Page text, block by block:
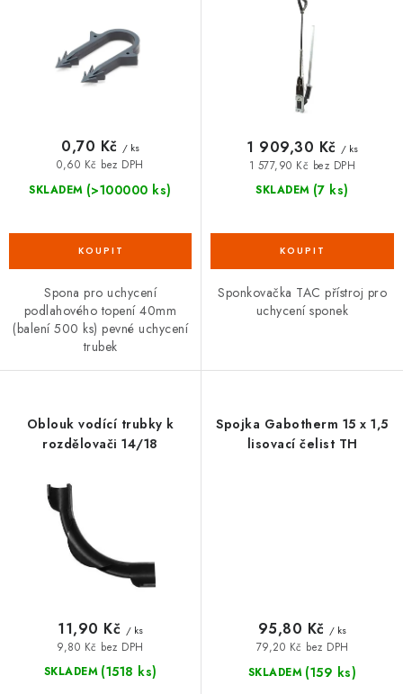
Hodnocení obchodu
Doprava a platba
Obchodní podmínky
Podmínky ochrany osobních údajů
Moje objednávka
SKLADEM (>100000 ks)
0,60 Kč bez DPH
0,70 Kč / ks
Spona pro uchycení
podlahového topení 40mm
(balení 500 ks) pevné uchycení
trubek
SKLADEM (7 ks)
1 577,90 Kč bez DPH
1 909,30 Kč / ks
Sponkovačka TAC přístroj pro
uchycení sponek
Oblouk vodící trubky k
rozdělovači 14/18
SKLADEM (1518 ks)
9,80 Kč bez DPH
11,90 Kč / ks
Spojka Gabotherm 15 x 1,5
lisovací čelist TH
SKLADEM (159 ks)
79,20 Kč bez DPH
95,80 Kč / ks